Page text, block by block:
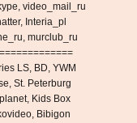
video_mail_ru
Interia_pl
murclub_ru
LS, BD, YWM
St. Peterburg
Kids Box
Bibigon